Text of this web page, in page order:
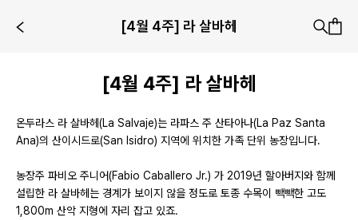
[4월 4주] 라 살바헤
[4월 4주] 라 살바헤
온두라스 라 살바헤(La Salvaje)는 라파스 주 산타아나(La Paz Santa
Ana)의 산이시드로(San Isidro) 지역에 위치한 가족 단위 농장입니다.
농장주 파비오 주니어(Fabio Caballero Jr.) 가 2019년 할아버지와 함께
설립한 라 살바헤는 경계가 보이지 않을 정도로 토종 수목이 빽빽한 고도
1,800m 산악 지형에 자리 잡고 있죠.